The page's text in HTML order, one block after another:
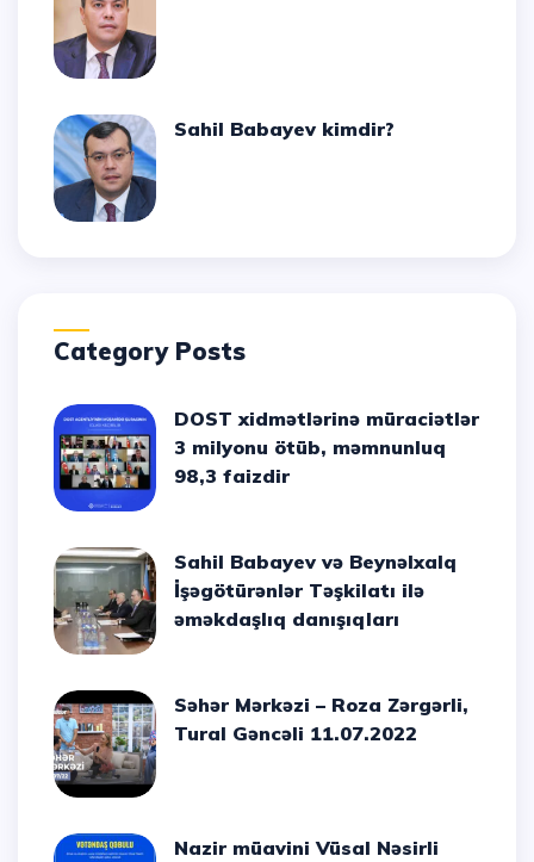
Sahil Babayev kimdir?
Category Posts
DOST xidmətlərinə müraciətlər
3 milyonu ötüb, məmnunluq
98,3 faizdir
Sahil Babayev və Beynəlxalq
İşəgötürənlər Təşkilatı ilə
əməkdaşlıq danışıqları
Səhər Mərkəzi – Roza Zərgərli,
Tural Gəncəli 11.07.2022
Nazir müavini Vüsal Nəsirli